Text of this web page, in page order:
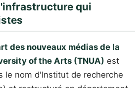
qui
des nouveaux médias de la
of the Arts (TNUA) est
le nom d'Institut de recherche